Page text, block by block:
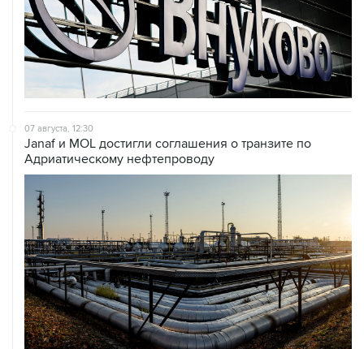
07 августа, 12:30
Janaf и MOL достигли соглашения о транзите по
Адриатическому нефтепроводу